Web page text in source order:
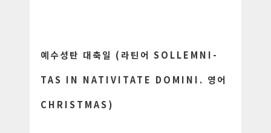
예수성탄 대축일 (라틴어 SOLLEMNI-
TAS IN NATIVITATE DOMINI. 영어
CHRISTMAS)